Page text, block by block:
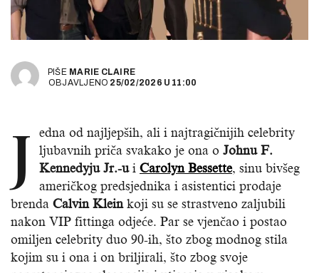
PIŠE MARIE CLAIRE
OBJAVLJENO 25/02/2026 U 11:00
J
edna od najljepših, ali i najtragičnijih celebrity
ljubavnih priča svakako je ona o Johnu F.
Kennedyju Jr.-ui Carolyn Bessette, sinu bivšeg
američkog predsjednika i asistentici prodaje
brenda Calvin Kleinkoji su se strastveno zaljubili
nakon VIP fittinga odjeće. Par se vjenčao i postao
omiljen celebrity duo 90-ih, što zbog modnog stila
kojim su i ona i on briljirali, što zbog svoje